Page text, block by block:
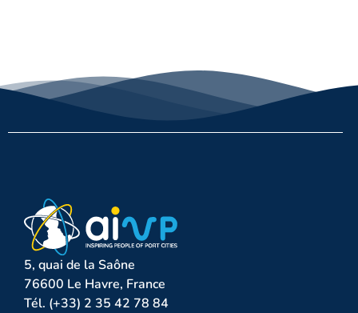
5, quai de la Saône
76600 Le Havre, France
Tél. (+33) 2 35 42 78 84